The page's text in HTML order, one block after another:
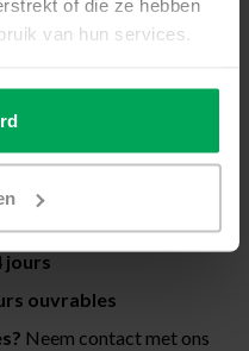
of die ze hebben
van hun services.
jours
ouvrables
Neem contact met ons